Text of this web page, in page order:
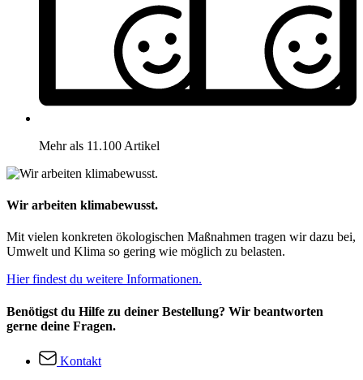
Mehr als 11.100 Artikel
Wir arbeiten klimabewusst.
Mit vielen konkreten ökologischen Maßnahmen tragen wir dazu bei,
Umwelt und Klima so gering wie möglich zu belasten.
Hier findest du weitere Informationen.
Benötigst du Hilfe zu deiner Bestellung? Wir beantworten
gerne deine Fragen.
Kontakt